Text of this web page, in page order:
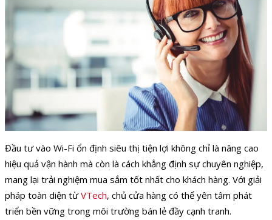
Đầu tư vào Wi-Fi ổn định siêu thị tiện lợi không chỉ là nâng cao
hiệu quả vận hành mà còn là cách khẳng định sự chuyên nghiệp,
mang lại trải nghiệm mua sắm tốt nhất cho khách hàng. Với giải
pháp toàn diện từVTech, chủ cửa hàng có thể yên tâm phát
triển bền vững trong môi trường bán lẻ đầy cạnh tranh.